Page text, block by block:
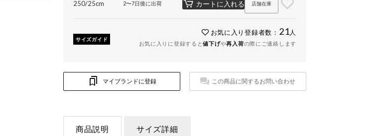
250/25cm 2〜7日後に出荷 カートに入れる 店舗在庫
サイズガイド
お気に入り登録者数： 21 人
お気に入りに登録すると値下げや再入荷の際にご連絡します
マイブランドに登録 この商品に関するお問い合わせ
商品説明 サイズ詳細